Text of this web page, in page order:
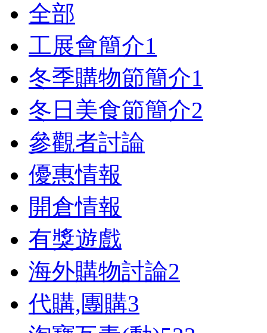
全部
工展會簡介1
冬季購物節簡介1
冬日美食節簡介2
參觀者討論
優惠情報
開倉情報
有獎遊戲
海外購物討論2
代購,團購3